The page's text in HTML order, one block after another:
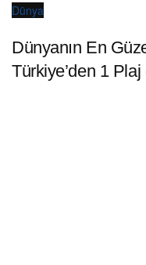
Dünya
Dünyanın En
Türkiye’den 1 Plaj